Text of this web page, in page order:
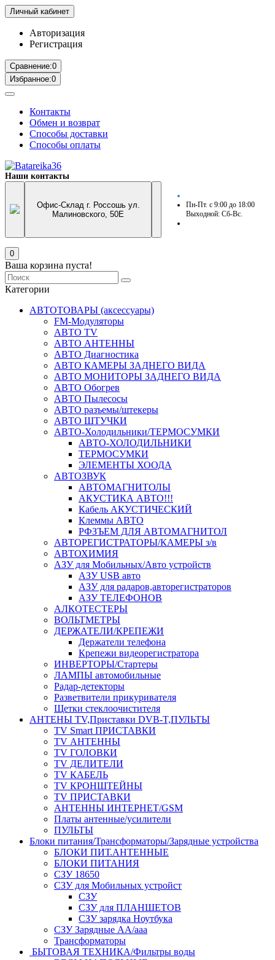
Личный кабинет
Авторизация
Регистрация
Сравнение:0
Избранное:0
Контакты
Обмен и возврат
Способы доставки
Способы оплаты
Наши контакты
Офис-Склад г. Россошь ул.
Малиновского, 50Е
Пн-Пт. с 9:00 до 18:00
Выходной: Сб-Вс.
0
Ваша корзина пуста!
Категории
АВТОТОВАРЫ (аксессуары)
FM-Модуляторы
АВТО TV
АВТО АНТЕННЫ
АВТО Диагностика
АВТО КАМЕРЫ ЗАДНЕГО ВИДА
АВТО МОНИТОРЫ ЗАДНЕГО ВИДА
АВТО Обогрев
АВТО Пылесосы
АВТО разъемы/штекеры
АВТО ШТУЧКИ
АВТО-Холодильники/ТЕРМОСУМКИ
АВТО-ХОЛОДИЛЬНИКИ
ТЕРМОСУМКИ
ЭЛЕМЕНТЫ ХООДА
АВТОЗВУК
АВТОМАГНИТОЛЫ
АКУСТИКА АВТО!!!
Кабель АКУСТИЧЕСКИЙ
Клеммы АВТО
РФЗЪЕМ ДЛЯ АВТОМАГНИТОЛ
АВТОРЕГИСТРАТОРЫ/КАМЕРЫ з/в
АВТОХИМИЯ
АЗУ для Мобильных/Авто устройств
АЗУ USB авто
АЗУ для радаров,авторегистраторов
АЗУ ТЕЛЕФОНОВ
АЛКОТЕСТЕРЫ
ВОЛЬТМЕТРЫ
ДЕРЖАТЕЛИ/КРЕПЕЖИ
Держатели телефона
Крепежи видеорегистратора
ИНВЕРТОРЫ/Стартеры
ЛАМПЫ автомобильные
Радар-детекторы
Разветвители прикуривателя
Щетки стеклоочистителя
АНТЕНЫ ТV,Приставки DVB-T,ПУЛЬТЫ
TV Smart ПРИСТАВКИ
TV АНТЕННЫ
TV ГОЛОВКИ
TV ДЕЛИТЕЛИ
TV КАБЕЛЬ
TV КРОНШТЕЙНЫ
TV ПРИСТАВКИ
АНТЕННЫ ИНТЕРНЕТ/GSM
Платы антенные/усилители
ПУЛЬТЫ
Блоки питания/Трансформаторы/Зарядные устройства
БЛОКИ ПИТ.АНТЕННЫЕ
БЛОКИ ПИТАНИЯ
СЗУ 18650
СЗУ для Мобильных устройст
СЗУ
СЗУ для ПЛАНШЕТОВ
СЗУ зарядка Ноутбука
СЗУ Зарядные АА/ааа
Трансформаторы
БЫТОВАЯ ТЕХНИКА/Фильтры воды